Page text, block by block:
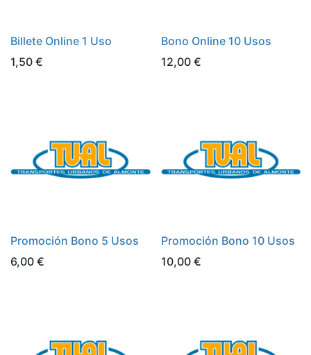
Billete Online 1 Uso
1,50 €
Bono Online 10 Usos
12,00€
Promoción Bono 5 Usos
6,00 €
Promoción Bono 10 Usos
10,00€